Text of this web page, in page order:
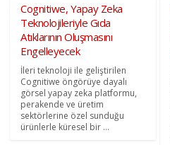
Cognitiwe, Yapay Zeka
Teknolojileriyle Gıda
Atıklarının Oluşmasını
Engelleyecek
İleri teknoloji ile geliştirilen
Cognitiwe öngörüye dayalı
görsel yapay zeka platformu,
perakende ve üretim
sektörlerine özel sunduğu
ürünlerle küresel bir ...